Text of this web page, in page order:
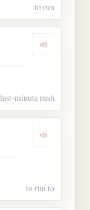
to run
Dengarkan
last-minute rush
Dengarkan
to run to